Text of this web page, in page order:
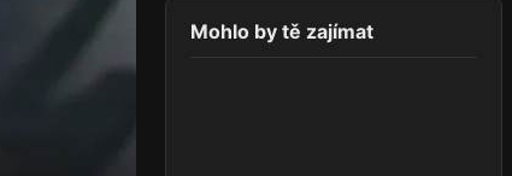
Mohlo by tě zajímat